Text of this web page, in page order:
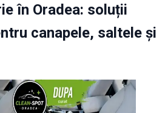
în Oradea: soluții
canapele, saltele și